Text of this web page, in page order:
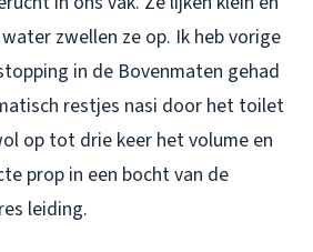
zwellen ze op. Ik heb vorige
in de Bovenmaten gehad
restjes nasi door het toilet
op tot drie keer het volume en
prop in een bocht van de
leiding.